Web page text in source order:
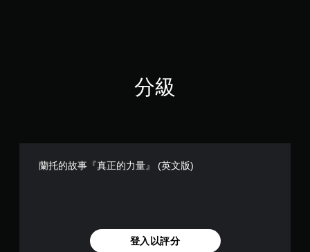
分級
蘭托的故事『真正的力量』 (英文版)
登入以評分